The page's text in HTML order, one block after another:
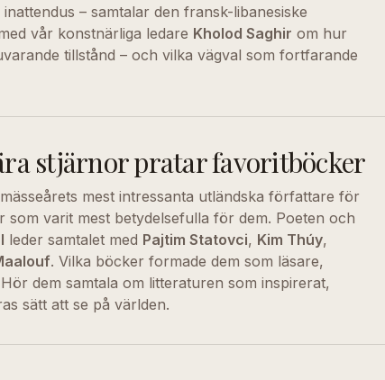
– samtalar den fransk-libanesiske
vår konstnärliga ledare Kholod Saghir om hur
tillstånd – och vilka vägval som fortfarande
stjärnor pratar favoritböcker
mest intressanta utländska författare för
som varit mest betydelsefulla för dem. Poeten och
leder samtalet med Pajtim Statovci, Kim Thúy,
. Vilka böcker formade dem som läsare,
dem samtala om litteraturen som inspirerat,
sätt att se på världen.